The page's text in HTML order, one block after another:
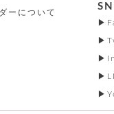
ーについて